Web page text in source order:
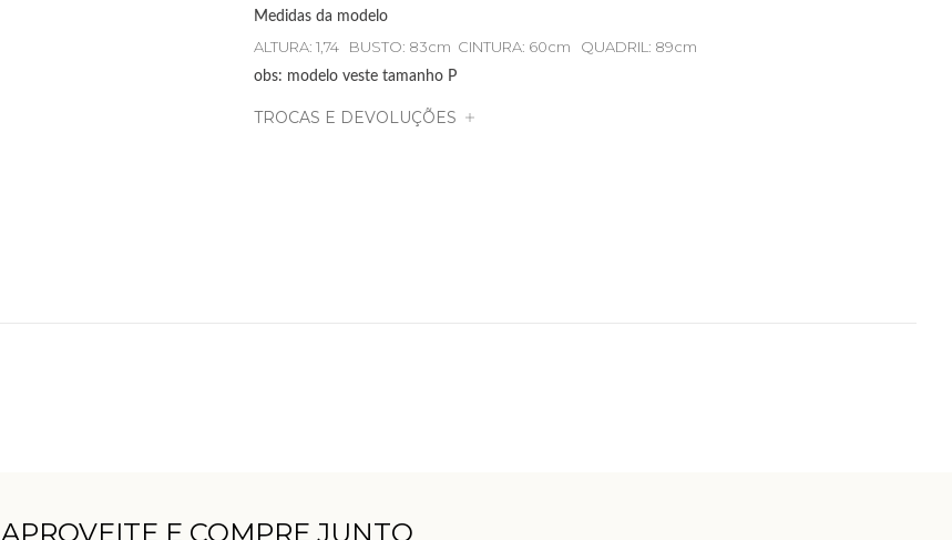
Medidas da modelo
ALTURA: 1,74 BUSTO: 83cm CINTURA: 60cm QUADRIL: 89cm
obs: modelo veste tamanho P
TROCAS E DEVOLUÇÕES
APROVEITE E COMPRE JUNTO